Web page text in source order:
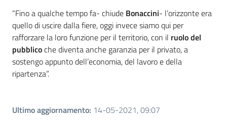
“Fino a qualche tempo fa- chiude Bonaccini- l’orizzonte era
quello di uscire dalla fiere, oggi invece siamo qui per
rafforzare la loro funzione per il territorio, con il ruolo del
pubblicoche diventa anche garanzia per il privato, a
sostengo appunto dell’economia, del lavoro e della
ripartenza”.
Ultimo aggiornamento: 14-05-2021, 09:07